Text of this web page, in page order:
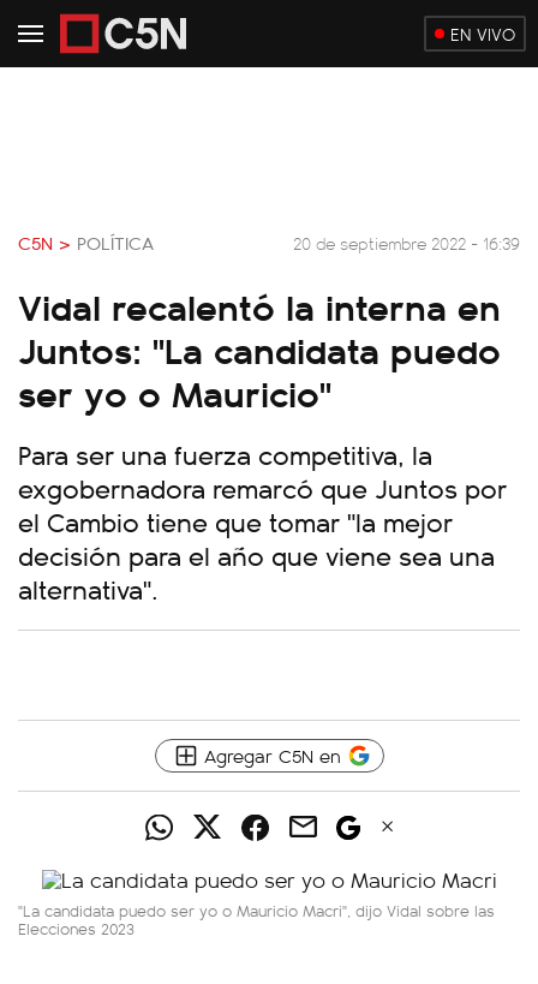
EN VIVO
C5N > POLÍTICA 20 de septiembre 2022 - 16:39
Vidal recalentó la interna en
Juntos: "La candidata puedo
ser yo o Mauricio"
Para ser una fuerza competitiva, la
exgobernadora remarcó que Juntos por
el Cambio tiene que tomar "la mejor
decisión para el año que viene sea una
alternativa".
Agregar C5N en
"La candidata puedo ser yo o Mauricio Macri", dijo Vidal sobre las
Elecciones 2023